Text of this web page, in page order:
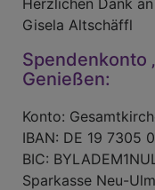
Gisela Altschäffl
Spendenkonto
Genießen:
Konto:
IBAN: DE 19 7305
BIC:
Sparkasse Neu-